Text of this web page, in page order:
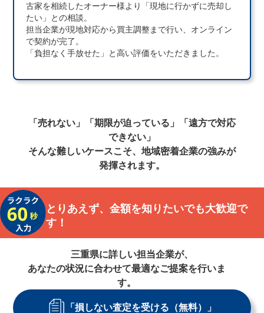
古家を相続したオーナー様より「現地に行かずに売却し
たい」との相談。
担当企業が現地対応から買主調整まで行い、オンライン
で契約が完了。
「負担なく手放せた」と高い評価をいただきました。
「売れない」「期限が迫っている」「遠方で対応
できない」
そんな難しいケースこそ、地域密着企業の強みが
発揮されます。
とりあえず、金額を知りたいでも大歓迎で
す！
三重県に詳しい担当企業が、
あなたの状況に合わせて最適なご提案を行いま
す。
「損しない査定を受ける（無料）」